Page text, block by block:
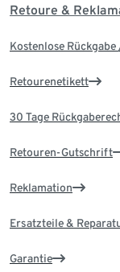
Retoure &
Kostenlose
Retourenetikett
30 Tage
Retouren-Gutschrift
Reklamation
Ersatzteile &
Garantie